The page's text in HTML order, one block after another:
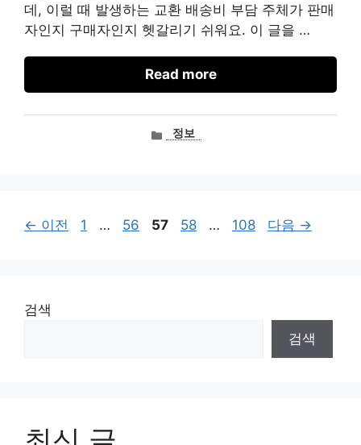
데, 이럴 때 발생하는 교환 배송비 부담 주체가 판매
자인지 구매자인지 헷갈리기 쉬워요. 이 글을 …
Read more
카정보
← 이전
페
1 …
페
56
페
57
페
58 …
페
108 다음 →
검색
검색